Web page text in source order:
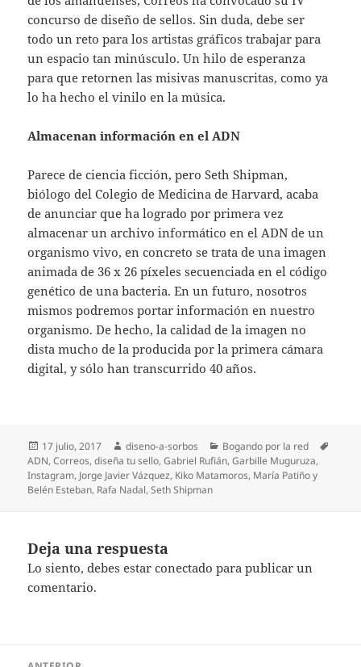
concurso de diseño de sellos. Sin duda, debe ser
todo un reto para los artistas gráficos trabajar para
un espacio tan minúsculo. Un hilo de esperanza
para que retornen las misivas manuscritas, como ya
lo ha hecho el vinilo en la música.
Almacenan información en el ADN
Parece de ciencia ficción, pero Seth Shipman,
biólogo del Colegio de Medicina de Harvard, acaba
de anunciar que ha logrado por primera vez
almacenar un archivo informático en el ADN de un
organismo vivo, en concreto se trata de una imagen
animada de 36 x 26 píxeles secuenciada en el código
genético de una bacteria. En un futuro, nosotros
mismos podremos portar información en nuestro
organismo. De hecho, la calidad de la imagen no
dista mucho de la producida por la primera cámara
digital, y sólo han transcurrido 40 años.
Publicado
el
17 julio, 2017 Autor
diseno-a-sorbos Categorías
Bogando por la red
ADN,Correos,diseña tu sello,Gabriel Rufián,Garbille Muguruza,
Instagram, Jorge Javier Vázquez, Kiko Matamoros, María Patiño y
Belén Esteban, Rafa Nadal,Seth Shipman
Deja una respuesta
Lo siento, debes estarconectado para publicar un
comentario.